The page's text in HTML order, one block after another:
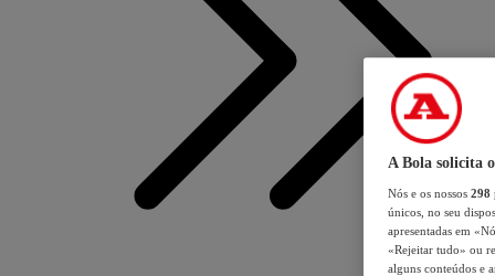
A Bola solicita
Nós e os nossos 298
únicos, no seu
apresentadas em
«Rejeitar tudo» ou
alguns conteúdos e